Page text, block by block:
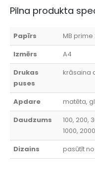
Pilna produkta
Papīrs
MB prime
Izmērs
A4
Drukas
puses
krāsaina
Apdare
matēta,
Daudzums
100, 200,
1000, 2000
Dizains
pasūtīt